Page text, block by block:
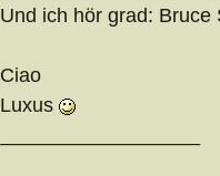
Und ich hör grad:
Ciao
Luxus